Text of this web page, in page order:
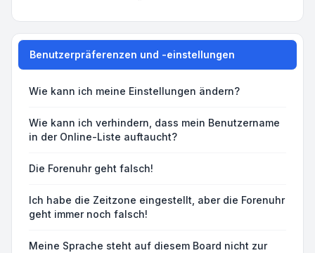
Benutzerpräferenzen und -einstellungen
Wie kann ich meine Einstellungen ändern?
Wie kann ich verhindern, dass mein Benutzername
in der Online-Liste auftaucht?
Die Forenuhr geht falsch!
Ich habe die Zeitzone eingestellt, aber die Forenuhr
geht immer noch falsch!
Meine Sprache steht auf diesem Board nicht zur